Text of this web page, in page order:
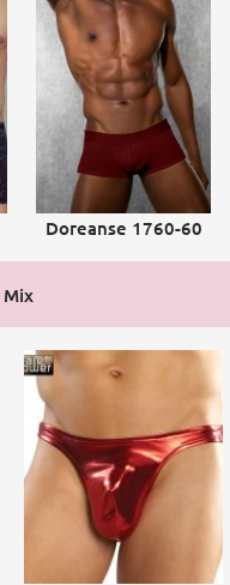
Doreanse 1760-60